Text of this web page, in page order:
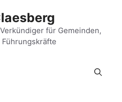
für Gemeinden,